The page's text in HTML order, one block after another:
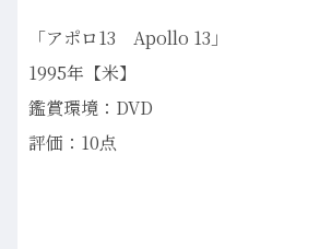
「アポロ13 Apollo 13」
1995年【米】
鑑賞環境：DVD
評価：10点